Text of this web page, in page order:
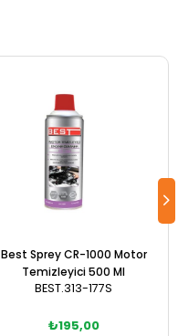
Best Sprey CR-1000 Motor
Temizleyici 500 Ml
BEST.313-177S
₺195,00